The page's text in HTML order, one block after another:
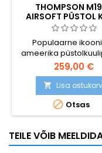
THOMPSON
AIRSOFT PÜSTOL
TRUMMELIGA
Populaarne
ameerika
suure
hoidikuga.
259,00 €
 Lisa
 Otsas
TEILE VÕIB